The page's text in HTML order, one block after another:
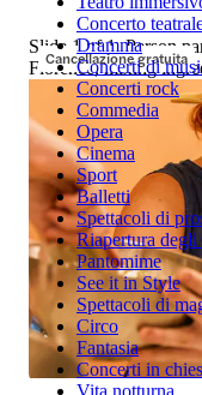
Concerto
Dramma
Concerti di
Concerti rock
Commedia
Opera
Cinema
Sport
Balletti
Spettacoli di
Riapertura degli
Pantomime
See it in Style
Spettacoli di
Circo
Fantasia
Concerti in
Vita notturna
Cancellazione gratuita
Slide 1 of 1, Person
Florence, mixing